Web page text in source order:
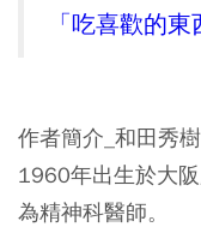
「吃喜歡的
作者簡介_和田秀樹
1960年出生於大
為精神科醫師。